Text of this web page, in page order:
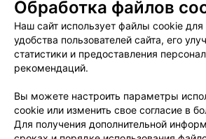
Медицинский маркетинг
Пользовательское соглашение
Вакансии
Написать руководителю
Персональные настройки
Обработка персональных
Обработка файлов
Наш сайт использует файлы cookie для
удобства пользователей сайта, его
статистики и предоставления
рекомендаций.
Вы можете настроить параметры
cookie или изменить свое согласие в
Для получения дополнительной